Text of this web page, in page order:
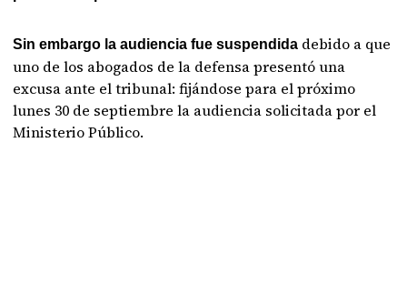
Sin embargo la audiencia fue suspendida debido a que
uno de los abogados de la defensa presentó una
excusa ante el tribunal: fijándose para el próximo
lunes 30 de septiembre la audiencia solicitada por el
Ministerio Público.